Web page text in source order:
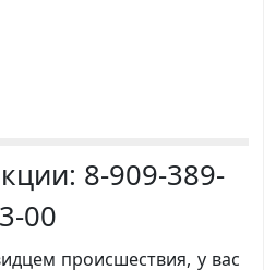
8-909-389-
00
происшествия, у вас